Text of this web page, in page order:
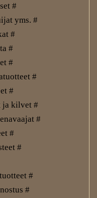
#
yms. #
#
#
#
#
#
ja kilvet #
#
#
#
#
#